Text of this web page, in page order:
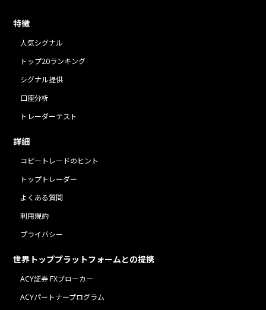
特徴
人気シグナル
トップ20ランキング
シグナル提供
口座分析
トレーダーテスト
詳細
コピートレードのヒント
トップトレーダー
よくある質問
利用規約
プライバシー
世界トッププラットフォームとの提携
ACY証券 FXブローカー
ACYパートナープログラム